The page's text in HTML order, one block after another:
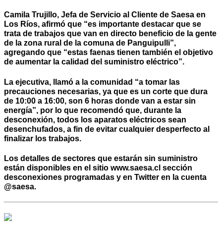
Camila Trujillo, Jefa de Servicio al Cliente de Saesa en
Los Ríos, afirmó que “es importante destacar que se
trata de trabajos que van en directo beneficio de la gente
de la zona rural de la comuna de Panguipulli”,
agregando que “estas faenas tienen también el objetivo
de aumentar la calidad del suministro eléctrico”.
La ejecutiva, llamó a la comunidad “a tomar las
precauciones necesarias, ya que es un corte que dura
de 10:00 a 16:00, son 6 horas donde van a estar sin
energía”, por lo que recomendó que, durante la
desconexión, todos los aparatos eléctricos sean
desenchufados, a fin de evitar cualquier desperfecto al
finalizar los trabajos.
Los detalles de sectores que estarán sin suministro
están disponibles en el sitio www.saesa.cl sección
desconexiones programadas y en Twitter en la cuenta
@saesa.